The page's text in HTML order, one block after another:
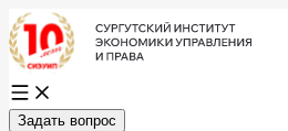
Задать вопрос